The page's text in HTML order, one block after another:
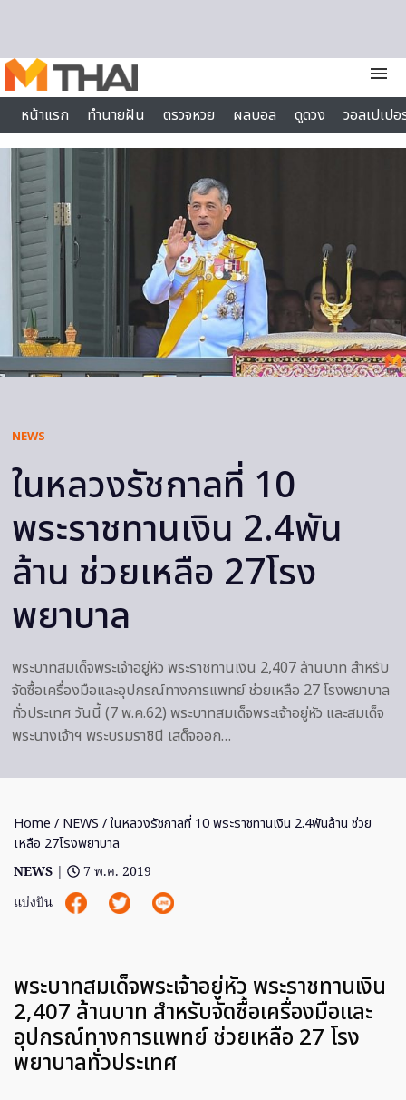
menu
หน้าแรก
ทำนายฝัน ตรวจหวย ผลบอล ดูดวง
วอลเปเป
ไลฟ์สไตล์
NEWS
ในหลวงรัชกาลที่ 10
พระราชทานเงิน 2.4พัน
ล้าน ช่วยเหลือ 27โรง
พยาบาล
พระบาทสมเด็จพระเจ้าอยู่หัว พระราชทานเงิน 2,407 ล้านบาท สำหรับ
จัดซื้อเครื่องมือและอุปกรณ์ทางการแพทย์ ช่วยเหลือ 27 โรงพยาบาล
ทั่วประเทศ วันนี้ (7 พ.ค.62) พระบาทสมเด็จพระเจ้าอยู่หัว และสมเด็จ
พระนางเจ้าฯ พระบรมราชินี เสด็จออก…
Home / NEWS / ในหลวงรัชกาลที่ 10 พระราชทานเงิน 2.4พันล้าน ช่วย
เหลือ 27โรงพยาบาล
NEWS |
7 พ.ค. 2019
แบ่งปัน
พระบาทสมเด็จพระเจ้าอยู่หัว พระราชทานเงิน
2,407 ล้านบาท สำหรับจัดซื้อเครื่องมือและ
อุปกรณ์ทางการแพทย์ ช่วยเหลือ 27 โรง
พยาบาลทั่วประเทศ